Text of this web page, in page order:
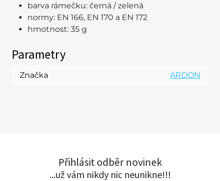
barva rámečku: černá / zelená
normy: EN 166, EN 170 a EN 172
hmotnost: 35 g
Parametry
Značka ARDON
Přihlásit odběr novinek
...už vám nikdy nic neunikne!!!